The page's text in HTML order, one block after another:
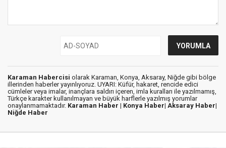
Karaman Habercisi olarak Karaman, Konya, Aksaray, Niğde gibi bölge
illerinden haberler yayınlıyoruz. UYARI: Küfür, hakaret, rencide edici
cümleler veya imalar, inançlara saldırı içeren, imla kuralları ile yazılmamış,
Türkçe karakter kullanılmayan ve büyük harflerle yazılmış yorumlar
onaylanmamaktadır. Karaman Haber | Konya Haber| Aksaray Haber|
Niğde Haber